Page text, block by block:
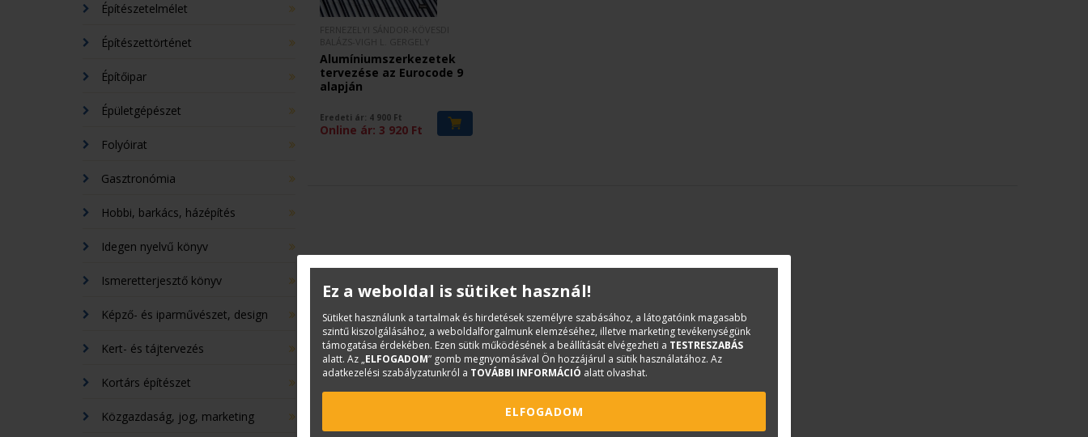
Építészetelmélet
Építészettörténet
Építőipar
Épületgépészet
Folyóirat
Gasztronómia
Hobbi, barkács, házépítés
Idegen nyelvű könyv
Ismeretterjesztő könyv
Képző- és iparművészet, design
Kert- és tájtervezés
Kortárs építészet
Közgazdaság, jog, marketing
Alumíniumszerkezetek
tervezése az Eurocode 9
alapján
Eredeti ár: 4 900Ft
Online ár: 3 920Ft
Ez a weboldal is sütiket használ!
Sütiket használunk a tartalmak és hirdetések személyre szabásához, a látogatóink magasabb
szintű kiszolgálásához, a weboldalforgalmunk elemzéséhez, illetve marketing tevékenységünk
támogatása érdekében. Ezen sütik működésének a beállítását elvégezheti a TESTRESZABÁS
alatt. Az „ELFOGADOM” gomb megnyomásával Ön hozzájárul a sütik használatához. Az
adatkezelési szabályzatunkról a TOVÁBBI INFORMÁCIÓ alatt olvashat.
ELFOGADOM